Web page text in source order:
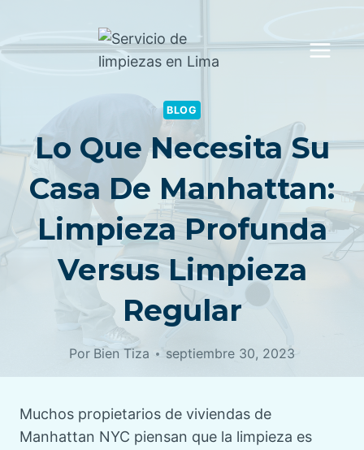
contenido
BLOG
Lo Que Necesita Su
Casa De Manhattan:
Limpieza Profunda
Versus Limpieza
Regular
Por Bien Tiza septiembre 30, 2023
Muchos propietarios de viviendas de
Manhattan NYC piensan que la limpieza es